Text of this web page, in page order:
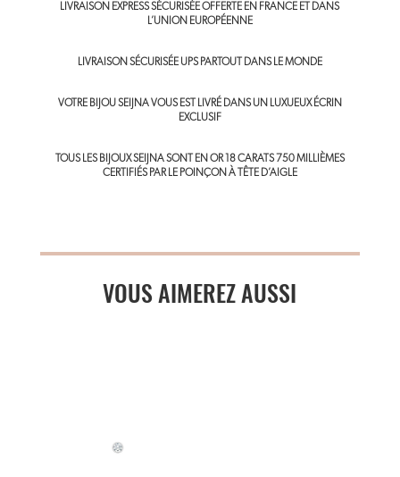
LIVRAISON EXPRESS SÉCURISÉE OFFERTE EN FRANCE ET DANS
L’UNION EUROPÉENNE
LIVRAISON SÉCURISÉE UPS PARTOUT DANS LE MONDE
VOTRE BIJOU SEIJNA VOUS EST LIVRÉ DANS UN LUXUEUX ÉCRIN
EXCLUSIF
TOUS LES BIJOUX SEIJNA SONT EN OR 18 CARATS 750 MILLIÈMES
CERTIFIÉS PAR LE POINÇON À TÊTE D’AIGLE
VOUS AIMEREZ AUSSI